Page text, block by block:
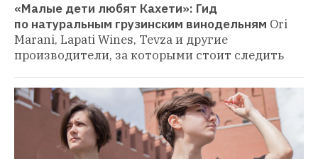
«Малые дети любят Кахети»: Гид
по натуральным грузинским винодельням Ori
Marani, Lapati Wines, Tevza и другие
производители, за которыми стоит следить